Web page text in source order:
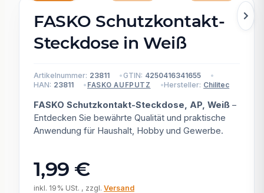
FASKO Schutzkontakt-
Steckdose in Weiß
Artikelnummer: 23811 GTIN: 4250416341655
HAN: 23811 FASKO AUFPUTZ Hersteller: Chilitec
FASKO Schutzkontakt-Steckdose, AP, Weiß –
Entdecken Sie bewährte Qualität und praktische
Anwendung für Haushalt, Hobby und Gewerbe.
1,99 €
inkl. 19% USt. , zzgl. Versand